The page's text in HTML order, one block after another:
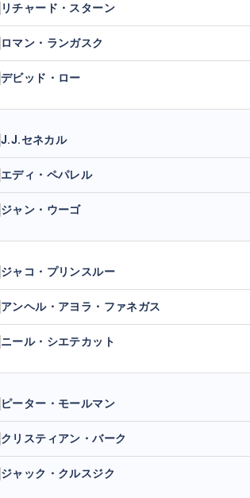
リチャード・スターン
ロマン・ランガスク
デビッド・ロー
J.J.セネカル
エディ・ペパレル
ジャン・ウーゴ
ジャコ・プリンスルー
アンヘル・アヨラ・ファネガス
ニール・シエテカット
ピーター・モールマン
クリスティアン・バーク
ジャック・クルスジク